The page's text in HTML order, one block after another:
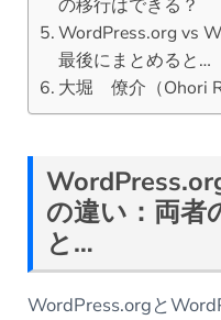
の移行はできる？
WordPress.org vs
最後にまとめると…
大堀 僚介（Ohori
の違い：両者
と…
WordPress.orgと